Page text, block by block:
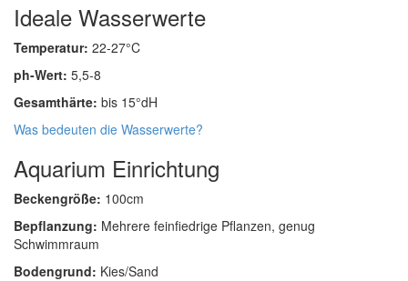
Ideale Wasserwerte
Temperatur: 22-27°C
ph-Wert: 5,5-8
Gesamthärte: bis 15°dH
Was bedeuten die Wasserwerte?
Aquarium Einrichtung
Beckengröße: 100cm
Bepflanzung: Mehrere feinfiedrige Pflanzen, genug
Schwimmraum
Bodengrund: Kies/Sand